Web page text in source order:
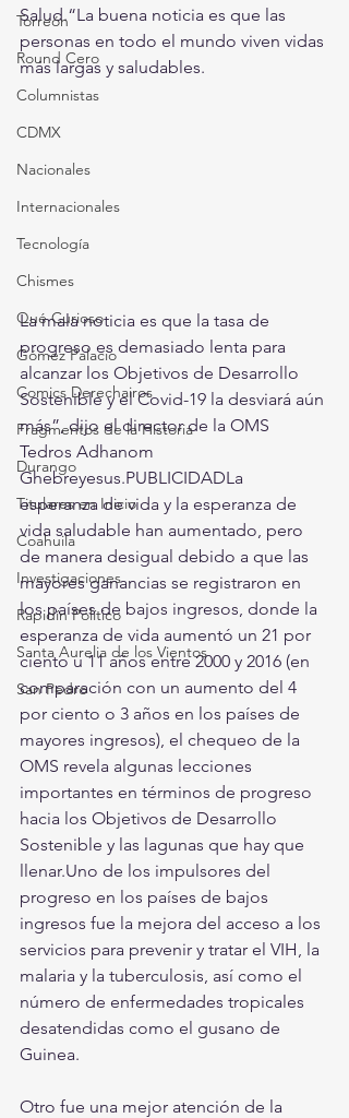
Torreón
Round Cero
Columnistas
CDMX
Nacionales
Internacionales
Tecnología
Chismes
Qué Curioso
Gómez Palacio
Comics Derechairos
Fragmentos de la Historia
Durango
Titulares en Inicio
Coahuila
Investigaciones
Rapidín Político
Santa Aurelia de los Vientos
San Pedro
Salud.“La buena noticia es que las
personas en todo el mundo viven vidas
más largas y saludables.
La mala noticia es que la tasa de
progreso es demasiado lenta para
alcanzar los Objetivos de Desarrollo
Sostenible y el Covid-19 la desviará aún
más”, dijo el director de la OMS
Tedros Adhanom
Ghebreyesus.PUBLICIDADLa
esperanza de vida y la esperanza de
vida saludable han aumentado, pero
de manera desigual debido a que las
mayores ganancias se registraron en
los países de bajos ingresos, donde la
esperanza de vida aumentó un 21 por
ciento u 11 años entre 2000 y 2016 (en
comparación con un aumento del 4
por ciento o 3 años en los países de
mayores ingresos), el chequeo de la
OMS revela algunas lecciones
importantes en términos de progreso
hacia los Objetivos de Desarrollo
Sostenible y las lagunas que hay que
llenar.Uno de los impulsores del
progreso en los países de bajos
ingresos fue la mejora del acceso a los
servicios para prevenir y tratar el VIH, la
malaria y la tuberculosis, así como el
número de enfermedades tropicales
desatendidas como el gusano de
Guinea.
Otro fue una mejor atención de la